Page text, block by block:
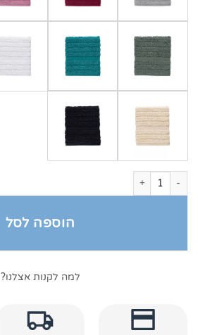
כמות של מגבות מטבח משבצות
הוספה לסל
למה לקנות אצלנו?